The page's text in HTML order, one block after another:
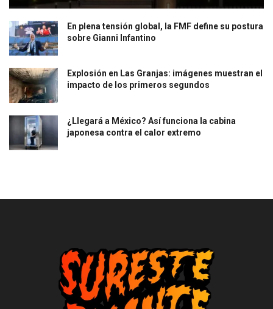
En plena tensión global, la FMF define su postura
sobre Gianni Infantino
Explosión en Las Granjas: imágenes muestran el
impacto de los primeros segundos
¿Llegará a México? Así funciona la cabina
japonesa contra el calor extremo